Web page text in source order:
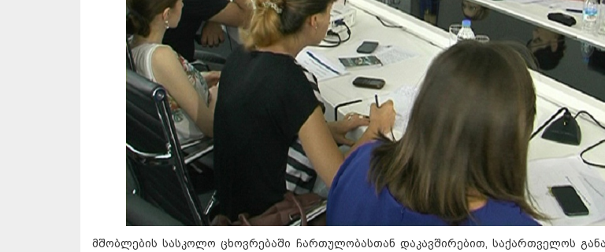
მშობლების სასკოლო ცხოვრებაში ჩართულობასთან დაკავშირებით, საქართველოს